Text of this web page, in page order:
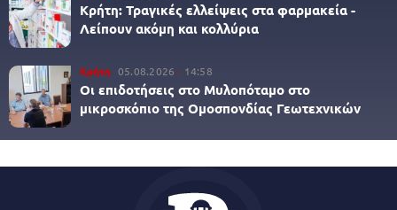
Κρήτη: Τραγικές ελλείψεις στα φαρμακεία -
Λείπουν ακόμη και κολλύρια
Κρήτη 05.08.2026 14:58
Οι επιδοτήσεις στο Μυλοπόταμο στο
μικροσκόπιο της Ομοσπονδίας Γεωτεχνικών